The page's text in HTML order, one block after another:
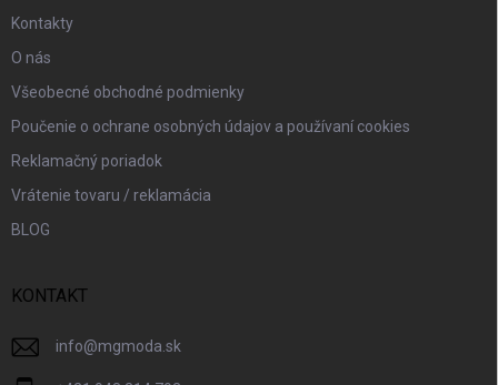
Kontakty
O nás
Všeobecné obchodné podmienky
Poučenie o ochrane osobných údajov a používaní cookies
Reklamačný poriadok
Vrátenie tovaru / reklamácia
BLOG
KONTAKT
info@mgmoda.sk